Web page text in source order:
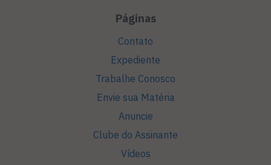
Páginas
Contato
Expediente
Trabalhe Conosco
Envie sua Matéria
Anuncie
Clube do Assinante
Vídeos